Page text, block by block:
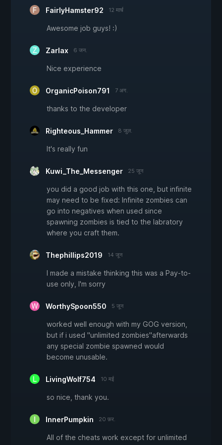
FairlyHamster92 12 मार्च
Awesome job guys! :)
Zarlax 6 जन.
Nice experience
OrganicPoison791 7 अग.
thanks to the developer
Righteous_Hammer 8 जुल.
It's really fun
Kuwi_The_Messenger 25 जून
you did a good job with this one, but infinite
may need to be fixed: Infinite zombies can
go into negatives when used since
spawning zombies is tied to the labratory
where you craft them.
Thephillips2019 14 जून
I made a mistake thinking this was a Pay-to-
use only, I'm sorry
WorthySpoon550 5 जून
worked well enough with my GOG version,
but if i used "unlimited zombies"afterwards
any special zombie spawned would
become unusable.
LivingWolf754 10 मई
so nice, thank you.
InnerPumpkin 20 फ़र.
All of the cheats work except for unlimited